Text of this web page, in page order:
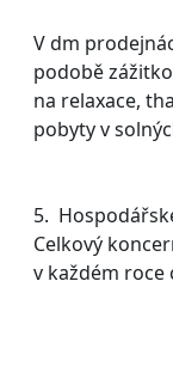
V dm
podobě
na relaxace,
pobyty v
5.
Celkový
v každém roce